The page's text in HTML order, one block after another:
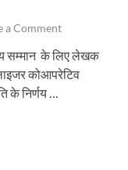
a Comment
सम्मान के लिए लेखक
कोआपरेटिव
निर्णय …